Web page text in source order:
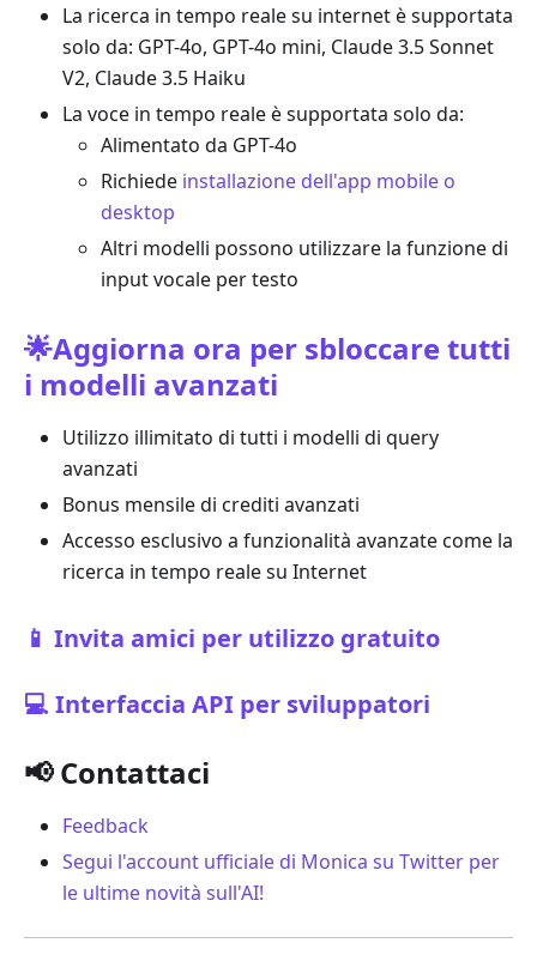
La ricerca in tempo reale su internet è supportata
solo da: GPT-4o, GPT-4o mini, Claude 3.5 Sonnet
V2, Claude 3.5 Haiku
La voce in tempo reale è supportata solo da:
Alimentato da GPT-4o
Richiede installazione dell'app mobile o
desktop
Altri modelli possono utilizzare la funzione di
input vocale per testo
🌟Aggiorna ora per sbloccare tutti
i modelli avanzati
Utilizzo illimitato di tutti i modelli di query
avanzati
Bonus mensile di crediti avanzati
Accesso esclusivo a funzionalità avanzate come la
ricerca in tempo reale su Internet
📱 Invita amici per utilizzo gratuito
💻 Interfaccia API per sviluppatori
📢 Contattaci
Feedback
Segui l'account ufficiale di Monica su Twitter per
le ultime novità sull'AI!